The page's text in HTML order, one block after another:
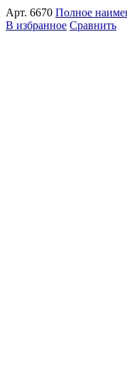
Арт. 6670 Полное
В избранное Сравнить